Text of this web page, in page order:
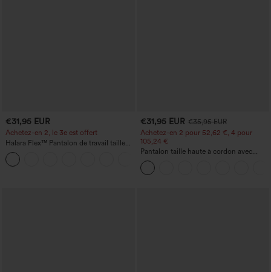
€31,95 EUR
Achetez-en 2, le 3e est offert
Halara Flex™ Pantalon de travail taille
haute avec poche latérale arrière et
légère coupe évasée
€31,95 EUR €35,95 EUR
Achetez-en 2 pour 52,62 €, 4 pour
105,24 €
Pantalon taille haute à cordon avec
poches, jambe large et coupe ample,
style décontracté, effet lin